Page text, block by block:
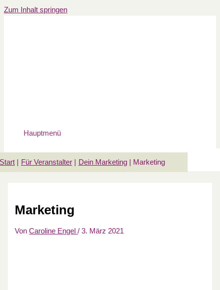
Zum Inhalt springen
Hauptmenü
Start Für Veranstalter Dein Marketing Marketing
Marketing
VonCaroline Engel/3. März 2021